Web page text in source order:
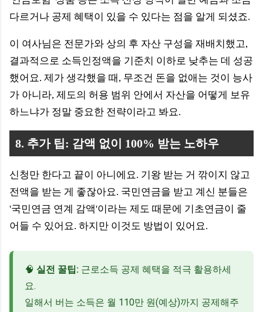
다르거나 공제 혜택이 있을 수 있다는 점을 알게 되셨죠.
이 여사님은 전문가와 상의 후 자산 구성을 재배치했고,
결과적으로 소득인정액을 기준치 이하로 낮추는 데 성공
했어요. 제가 생각했을 때, 무조건 돈을 없애는 것이 능사
가 아니라, 제도의 허용 범위 안에서 자산을 어떻게 보유
하느냐가 정말 중요한 전략이라고 봐요.
8. 추가 팁: 감액 없이 100% 받는 노하우
신청만 한다고 끝이 아니에요. 기왕 받는 거 깎이지 않고
전액을 받는 게 좋잖아요. 국민연금을 받고 계신 분들은
'국민연금 연계 감액'이라는 제도 때문에 기초연금이 줄
어들 수 있어요. 하지만 이것도 방법이 있어요.
🧠 실전 꿀팁: 근로소득 공제 혜택을 적극 활용하세
요.
일해서 버는 소득은 월 110만 원(예상)까지 공제해주